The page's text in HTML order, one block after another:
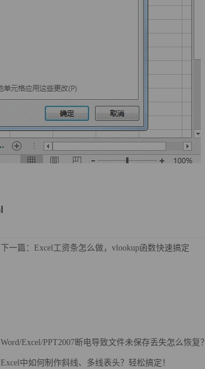
下一篇：Excel工资条怎么做，vlookup函数快速搞定
Word/Excel/PPT2007断电导致文件未保存丢失怎么恢复？
Excel中如何制作斜线、多线表头？轻松搞定！